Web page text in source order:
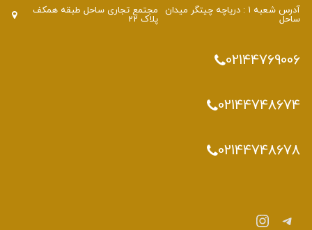
آدرس شعبه 1 : دریاچه چیتگر میدان
ساحل
مجتمع تجاری ساحل طبقه همکف
پلاک 22
02144769006
02144748674
02144748678
تلگراماینستاگرم